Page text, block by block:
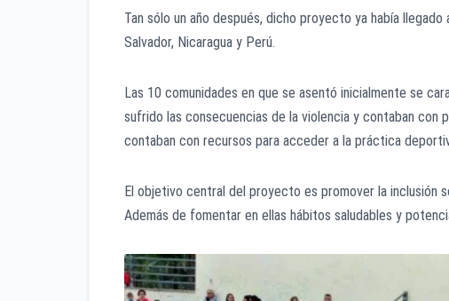
Tan sólo un año después, dicho proyecto ya había
Salvador, Nicaragua y Perú.
Las 10 comunidades en que se asentó inicialmente se
sufrido las consecuencias de la violencia y contaban con
contaban con recursos para acceder a la práctica
El objetivo central del proyecto es promover la inclusión
Además de fomentar en ellas hábitos saludables y